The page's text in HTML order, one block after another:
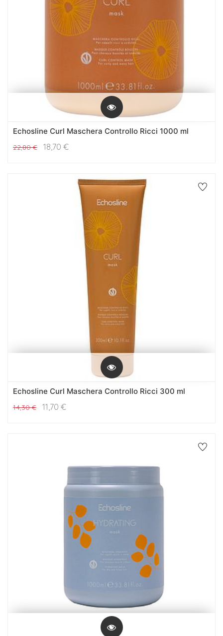
Echosline Curl Maschera Controllo Ricci 1000 ml
22,80€ 18,70 €
Echosline Curl Maschera Controllo Ricci 300 ml
14,30€ 11,70 €